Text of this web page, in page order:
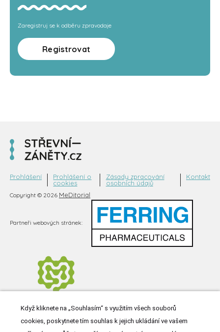
Zaregistruj se k odběru zpravodaje
Registrovat
Copyright © 2026 MeDitorial
Prohlášení
Prohlášení o
cookies
Zásady zpracování
osobních údajů
Kontakt
Partneři webových stránek:
Když kliknete na „Souhlasím“ s využitím všech souborů
cookies, poskytnete tím souhlas k jejich ukládání ve vašem